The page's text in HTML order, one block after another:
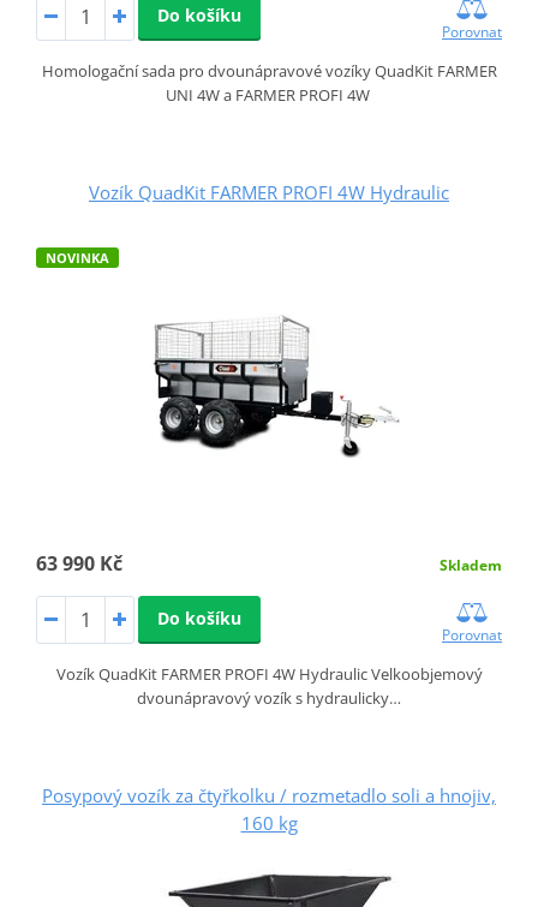
Do košíku
Porovnat
Homologační sada pro dvounápravové vozíky QuadKit FARMER
UNI 4W a FARMER PROFI 4W
Vozík QuadKit FARMER PROFI 4W Hydraulic
NOVINKA
63 990 Kč Skladem
Do košíku
Porovnat
Vozík QuadKit FARMER PROFI 4W Hydraulic Velkoobjemový
dvounápravový vozík s hydraulicky…
Posypový vozík za čtyřkolku / rozmetadlo soli a hnojiv,
160 kg